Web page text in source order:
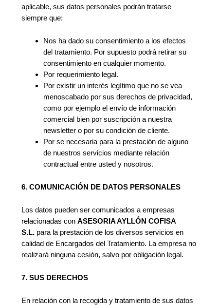
aplicable, sus datos personales podrán tratarse
siempre que:
Nos ha dado su consentimiento a los efectos
del tratamiento. Por supuesto podrá retirar su
consentimiento en cualquier momento.
Por requerimiento legal.
Por existir un interés legítimo que no se vea
menoscabado por sus derechos de privacidad,
como por ejemplo el envío de información
comercial bien por suscripción a nuestra
newsletter o por su condición de cliente.
Por se necesaria para la prestación de alguno
de nuestros servicios mediante relación
contractual entre usted y nosotros.
6. COMUNICACIÓN DE DATOS PERSONALES
Los datos pueden ser comunicados a empresas
relacionadas con ASESORIA AYLLÓN COFISA
S.L. para la prestación de los diversos servicios en
calidad de Encargados del Tratamiento. La empresa no
realizará ninguna cesión, salvo por obligación legal.
7. SUS DERECHOS
En relación con la recogida y tratamiento de sus datos